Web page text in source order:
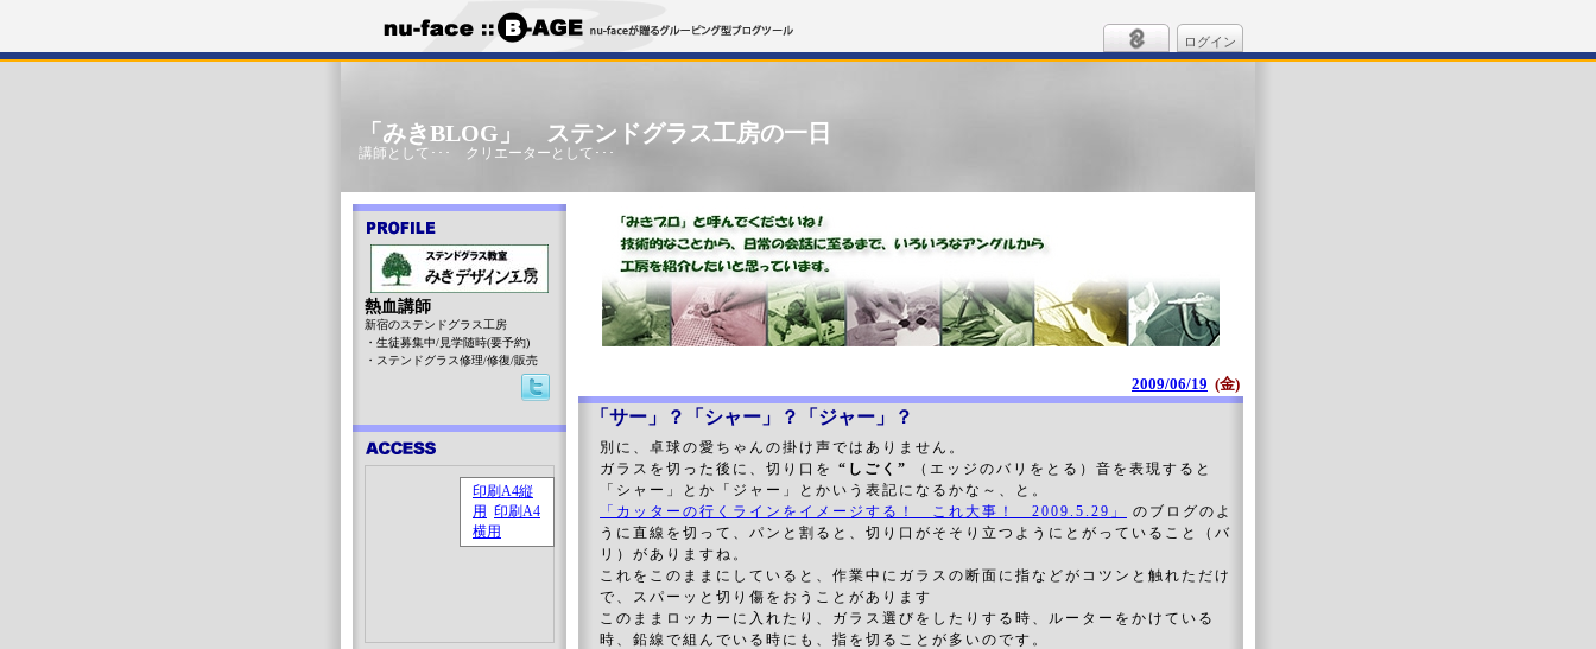
ログイン
「みきBLOG」 ステンドグラス工房の一日
講師として･･･ クリエーターとして･･･
2009/06/19 (金)
「サー」？「シャー」？「ジャー」？
別に、卓球の愛ちゃんの掛け声ではありません。
ガラスを切った後に、切り口を “しごく”
（エッジのバリをとる）音を表現すると
「シャー」とか「ジャー」とかいう表記になるかな～、と。
「カッターの行くラインをイメージする！ これ大事！ 2009.5.29」
のブログのよ
うに直線を切って、パンと割ると、切り口がそそり立つようにとがっていること（バ
リ）がありますね。
これをこのままにしていると、作業中にガラスの断面に指などがコツンと触れただけ
で、スパーッと切り傷をおうことがあります
このままロッカーに入れたり、ガラス選びをしたりする時、ルーターをかけている
時、鉛線で組んでいる時にも、指を切ることが多いのです。
熱血講師
新宿のステンドグラス工房
・生徒募集中/見学随時(要予約)
・ステンドグラス修理/修復/販売